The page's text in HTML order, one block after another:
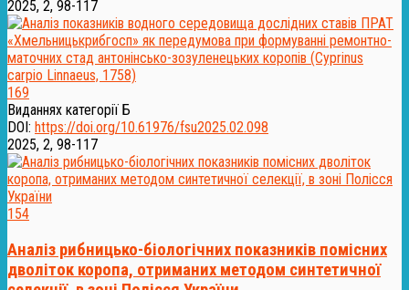
2025, 2, 98-117
169
Виданнях категорії Б
DOI: https://doi.org/10.61976/fsu2025.02.098
2025, 2, 98-117
154
Аналіз рибницько-біологічних показників помісних
дволіток коропа, отриманих методом синтетичної